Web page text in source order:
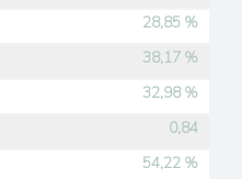
28,85 %
38,17 %
32,98 %
0,84
54,22 %